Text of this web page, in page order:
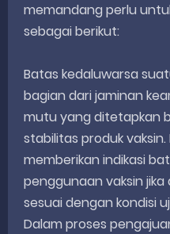
memandang perlu
sebagai berikut:
Batas kedaluwarsa
bagian dari jaminan
mutu yang ditetapkan
stabilitas produk
memberikan indikasi
penggunaan vaksin jika
sesuai dengan kondisi
Dalam proses